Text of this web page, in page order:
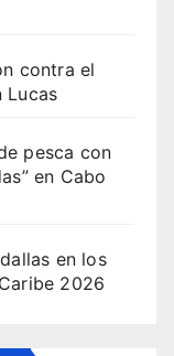
contra el
Lucas
pesca con
en Cabo
en los
2026